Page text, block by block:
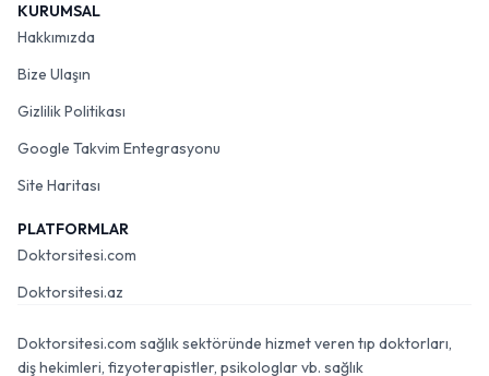
KURUMSAL
Hakkımızda
Bize Ulaşın
Gizlilik Politikası
Google Takvim Entegrasyonu
Site Haritası
PLATFORMLAR
Doktorsitesi.com
Doktorsitesi.az
Doktorsitesi.com sağlık sektöründe hizmet veren tıp doktorları,
diş hekimleri, fizyoterapistler, psikologlar vb. sağlık